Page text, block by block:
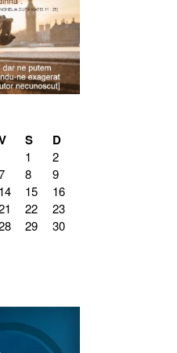
S D
1
2
8
9
14 15
16
22
23
29
30